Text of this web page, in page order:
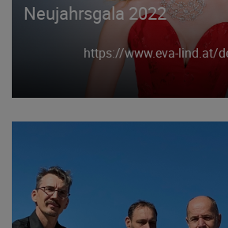
Neujahrsgala 2022
https://www.eva-lind.at/